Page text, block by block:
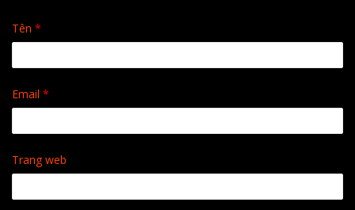
Tên *
Email *
Trang web